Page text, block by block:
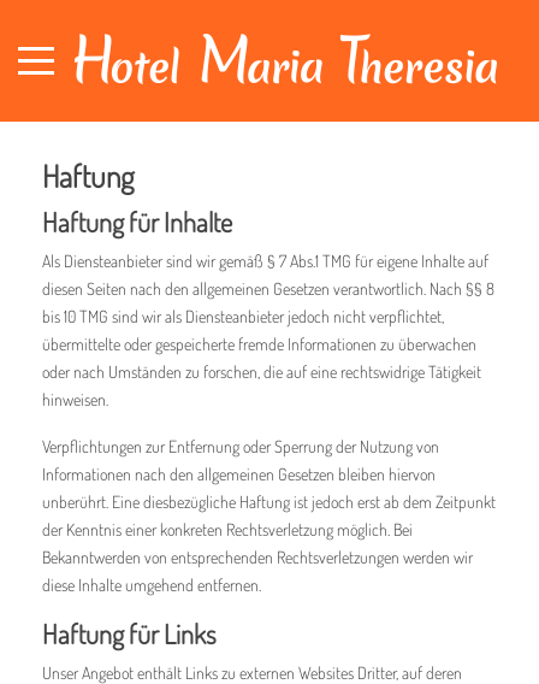
Haftung
Haftung für Inhalte
Als Diensteanbieter sind wir gemäß § 7 Abs.1 TMG für eigene Inhalte auf
diesen Seiten nach den allgemeinen Gesetzen verantwortlich. Nach §§ 8
bis 10 TMG sind wir als Diensteanbieter jedoch nicht verpflichtet,
übermittelte oder gespeicherte fremde Informationen zu überwachen
oder nach Umständen zu forschen, die auf eine rechtswidrige Tätigkeit
hinweisen.
Verpflichtungen zur Entfernung oder Sperrung der Nutzung von
Informationen nach den allgemeinen Gesetzen bleiben hiervon
unberührt. Eine diesbezügliche Haftung ist jedoch erst ab dem Zeitpunkt
der Kenntnis einer konkreten Rechtsverletzung möglich. Bei
Bekanntwerden von entsprechenden Rechtsverletzungen werden wir
diese Inhalte umgehend entfernen.
Haftung für Links
Unser Angebot enthält Links zu externen Websites Dritter, auf deren